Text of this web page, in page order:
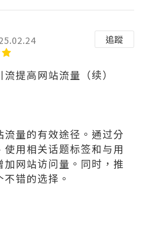
追蹤
提高网站流量（续）
流量的有效途径。通过分
使用相关话题标签和与用
加网站访问量。同时，推
错的选择。